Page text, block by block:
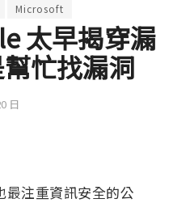
Microsoft
太早揭穿漏
忙找漏洞
日
注重資訊安全的公